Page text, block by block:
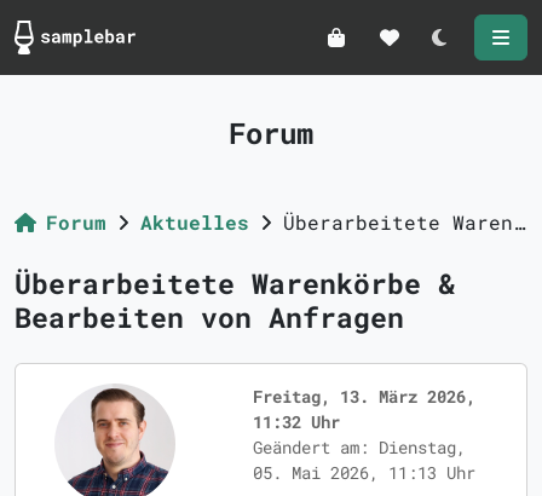
Darkmode
Forum
Forum Aktuelles Überarbeitete Warenkörbe & Bearbeiten von Anfragen
Überarbeitete Warenkörbe &
Bearbeiten von Anfragen
Freitag, 13. März 2026,
11:32 Uhr
Geändert am: Dienstag,
05. Mai 2026, 11:13 Uhr